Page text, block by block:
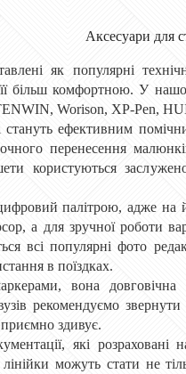
Аксесуари для
як популярні
більш комфортною. У
Worison, XP-Pen,
стануть ефективним
перенесення
користуються
палітрою, адже на
а для зручної роботи
всі популярні фото
в поїздках.
вона
рекомендуємо
здивує.
які
лінійки можуть стати не